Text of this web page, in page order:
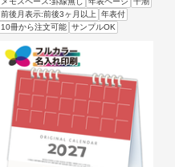
前後月表示:前後3ヶ月以上 年表付
10冊から注文可能 サンプルOK